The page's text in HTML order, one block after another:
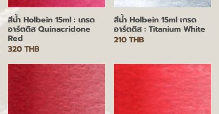
สีน้ำ Holbein 15ml : เกรด
อาร์ตติส Quinacridone
Red
320 THB
สีน้ำ Holbein 15ml เกรด
อาร์ตติส : Titanium White
210 THB